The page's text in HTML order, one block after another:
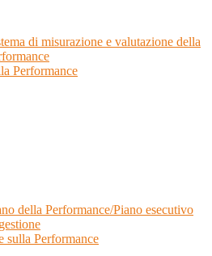
di misurazione e valutazione della
Performance
della Performance/Piano esecutivo
sulla Performance